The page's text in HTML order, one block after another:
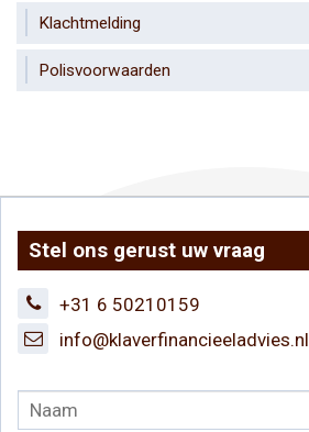
Klachtmelding
Polisvoorwaarden
Stel ons gerust uw vraag
+31 6 50210159
info@klaverfinancieeladvies.nl